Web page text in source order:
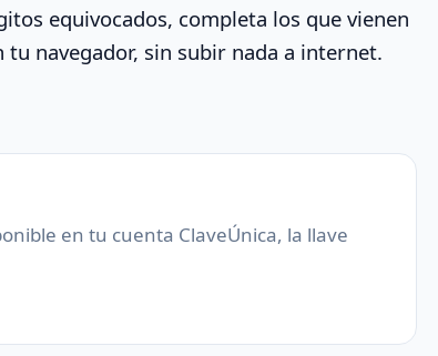
equivocados, completa los que vienen
navegador, sin subir nada a internet.
en tu cuenta ClaveÚnica, la llave